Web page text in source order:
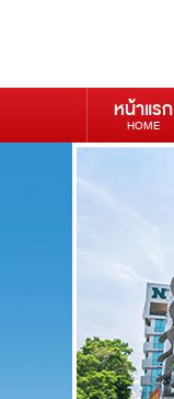
หน้าแรก
HOME